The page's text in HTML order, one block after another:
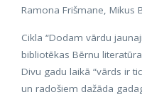
Ramona Frišmane, Mikus
Cikla “Dodam vārdu
bibliotēkas Bērnu
Divu gadu laikā “vārds ir
un radošiem dažāda